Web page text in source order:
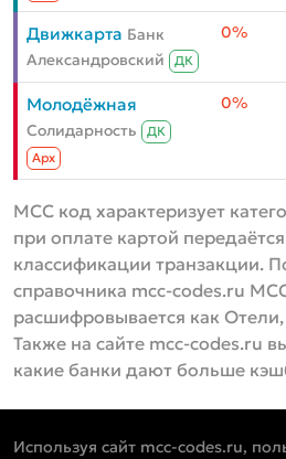
Движкарта Банк
Александровский
ДК
0%
Молодёжная
Солидарность
ДК
Aрх
0%
MCC код характеризует
при оплате картой
классификации транзакции.
справочника mcc-codes.ru
расшифровывается как
Также на сайте mcc-codes.ru
какие банки дают больше
Используя сайт mcc-codes.ru,